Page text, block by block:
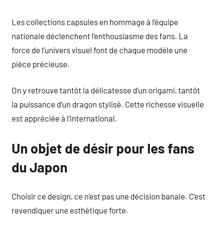
Les collections capsules en hommage à l’équipe
nationale déclenchent l’enthousiasme des fans. La
force de l’univers visuel font de chaque modèle une
pièce précieuse.
On y retrouve tantôt la délicatesse d’un origami, tantôt
la puissance d’un dragon stylisé. Cette richesse visuelle
est appréciée à l’international.
Un objet de désir pour les fans
du Japon
Choisir ce design, ce n’est pas une décision banale. C’est
revendiquer une esthétique forte.